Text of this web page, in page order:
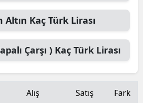
Altın Kaç Türk Lirası
Çarşı )Kaç Türk Lirası
Alış Satış Fark